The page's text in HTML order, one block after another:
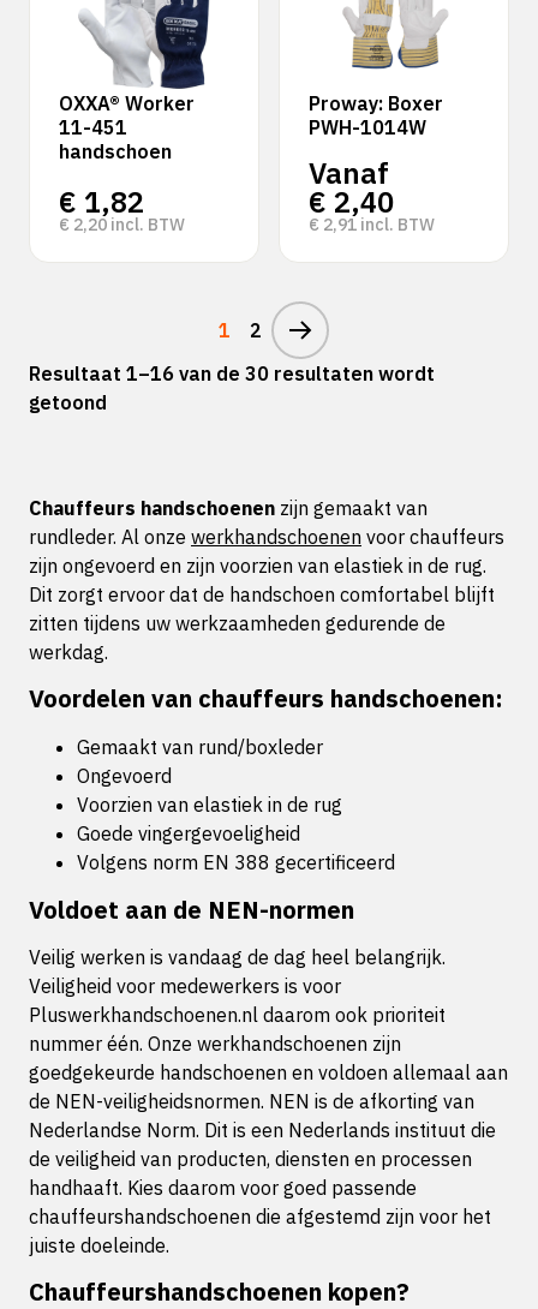
OXXA® Worker
11-451
handschoen
€ 1,82
€ 2,20 incl. BTW
Proway: Boxer
PWH-1014W
Vanaf
€ 2,40
€ 2,91 incl. BTW
1
2
Resultaat 1–16 van de 30 resultaten wordt
getoond
Chauffeurs handschoenen zijn gemaakt van
rundleder. Al onze werkhandschoenen voor chauffeurs
zijn ongevoerd en zijn voorzien van elastiek in de rug.
Dit zorgt ervoor dat de handschoen comfortabel blijft
zitten tijdens uw werkzaamheden gedurende de
werkdag.
Voordelen van chauffeurs handschoenen:
Gemaakt van rund/boxleder
Ongevoerd
Voorzien van elastiek in de rug
Goede vingergevoeligheid
Volgens norm EN 388 gecertificeerd
Voldoet aan de NEN-normen
Veilig werken is vandaag de dag heel belangrijk.
Veiligheid voor medewerkers is voor
Pluswerkhandschoenen.nl daarom ook prioriteit
nummer één. Onze werkhandschoenen zijn
goedgekeurde handschoenen en voldoen allemaal aan
de NEN-veiligheidsnormen. NEN is de afkorting van
Nederlandse Norm. Dit is een Nederlands instituut die
de veiligheid van producten, diensten en processen
handhaaft. Kies daarom voor goed passende
chauffeurshandschoenen die afgestemd zijn voor het
juiste doeleinde.
Chauffeurshandschoenen kopen?